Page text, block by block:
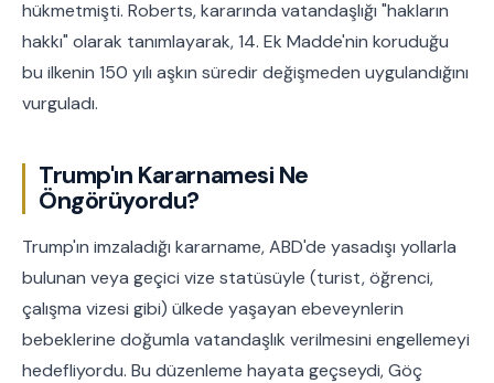
hükmetmişti. Roberts, kararında vatandaşlığı "hakların
hakkı" olarak tanımlayarak, 14. Ek Madde'nin koruduğu
bu ilkenin 150 yılı aşkın süredir değişmeden uygulandığını
vurguladı.
Trump'ın Kararnamesi Ne
Öngörüyordu?
Trump'ın imzaladığı kararname, ABD'de yasadışı yollarla
bulunan veya geçici vize statüsüyle (turist, öğrenci,
çalışma vizesi gibi) ülkede yaşayan ebeveynlerin
bebeklerine doğumla vatandaşlık verilmesini engellemeyi
hedefliyordu. Bu düzenleme hayata geçseydi, Göç